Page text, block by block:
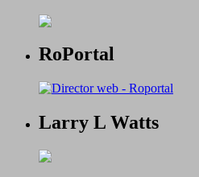
RoPortal
Larry L Watts